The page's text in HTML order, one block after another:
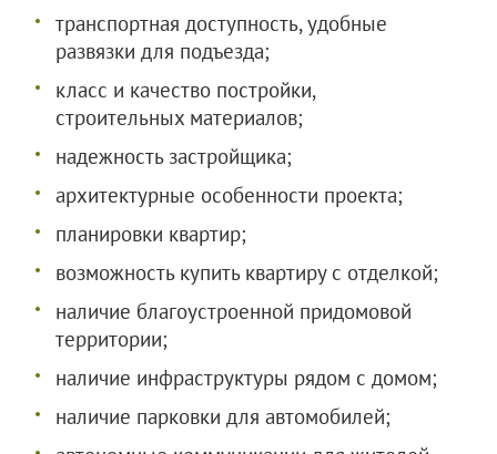
транспортная доступность, удобные
развязки для подъезда;
класс и качество постройки,
строительных материалов;
надежность застройщика;
архитектурные особенности проекта;
планировки квартир;
возможность купить квартиру с отделкой;
наличие благоустроенной придомовой
территории;
наличие инфраструктуры рядом с домом;
наличие парковки для автомобилей;